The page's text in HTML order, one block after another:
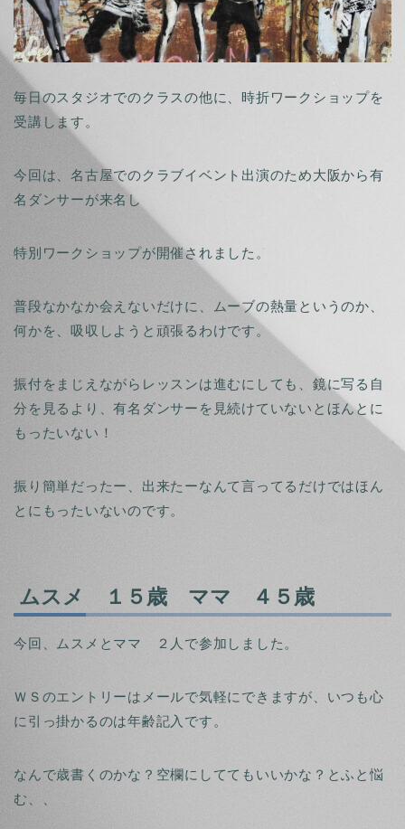
毎日のスタジオでのクラスの他に、時折ワークショップを
受講します。
今回は、名古屋でのクラブイベント出演のため大阪から有
名ダンサーが来名し
特別ワークショップが開催されました。
普段なかなか会えないだけに、ムーブの熱量というのか、
何かを、吸収しようと頑張るわけです。
振付をまじえながらレッスンは進むにしても、鏡に写る自
分を見るより、有名ダンサーを見続けていないとほんとに
もったいない！
振り簡単だったー、出来たーなんて言ってるだけではほん
とにもったいないのです。
ムスメ １５歳 ママ ４５歳
今回、ムスメとママ ２人で参加しました。
ＷＳのエントリーはメールで気軽にできますが、いつも心
に引っ掛かるのは年齢記入です。
なんで歳書くのかな？空欄にしててもいいかな？とふと悩
む、、